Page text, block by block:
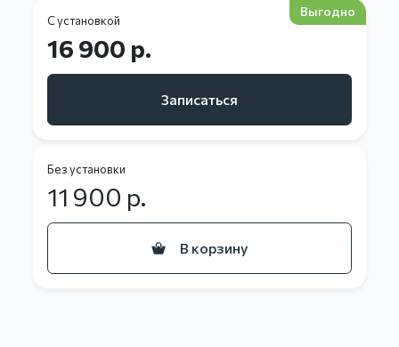
С установкой
Выгодно
16 900 р.
Записаться
Без установки
11 900 р.
В корзину